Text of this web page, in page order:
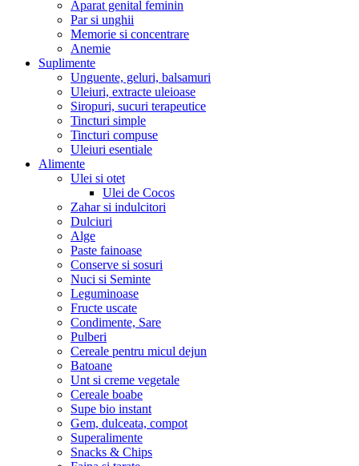
Aparat genital feminin
Par si unghii
Memorie si concentrare
Anemie
Suplimente
Unguente, geluri, balsamuri
Uleiuri, extracte uleioase
Siropuri, sucuri terapeutice
Tincturi simple
Tincturi compuse
Uleiuri esentiale
Alimente
Ulei si otet
Ulei de Cocos
Zahar si indulcitori
Dulciuri
Alge
Paste fainoase
Conserve si sosuri
Nuci si Seminte
Leguminoase
Fructe uscate
Condimente, Sare
Pulberi
Cereale pentru micul dejun
Batoane
Unt si creme vegetale
Cereale boabe
Supe bio instant
Gem, dulceata, compot
Superalimente
Snacks & Chips